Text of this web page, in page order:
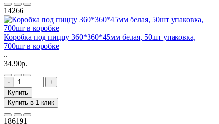
14266
Коробка под пиццу 360*360*45мм белая, 50шт упаковка,
700шт в коробке
..
34.90р.
-
+
Купить
Купить в 1 клик
186191